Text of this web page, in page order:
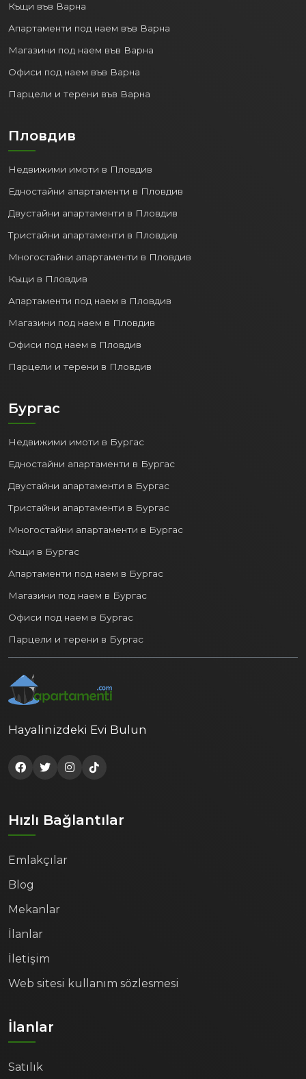
Къщи във Варна
Апартаменти под наем във Варна
Магазини под наем във Варна
Офиси под наем във Варна
Парцели и терени във Варна
Пловдив
Недвижими имоти в Пловдив
Едностайни апартаменти в Пловдив
Двустайни апартаменти в Пловдив
Тристайни апартаменти в Пловдив
Многостайни апартаменти в Пловдив
Къщи в Пловдив
Апартаменти под наем в Пловдив
Магазини под наем в Пловдив
Офиси под наем в Пловдив
Парцели и терени в Пловдив
Бургас
Недвижими имоти в Бургас
Едностайни апартаменти в Бургас
Двустайни апартаменти в Бургас
Тристайни апартаменти в Бургас
Многостайни апартаменти в Бургас
Къщи в Бургас
Апартаменти под наем в Бургас
Магазини под наем в Бургас
Офиси под наем в Бургас
Парцели и терени в Бургас
Hayalinizdeki Evi Bulun
Hızlı Bağlantılar
Emlakçılar
Blog
Mekanlar
İlanlar
İletişim
Web sitesi kullanım sözlesmesi
İlanlar
Satılık